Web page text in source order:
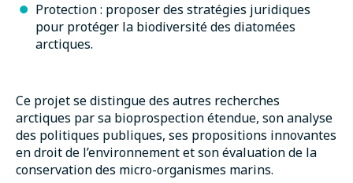
Protection : proposer des stratégies juridiques
pour protéger la biodiversité des diatomées
arctiques.
Ce projet se distingue des autres recherches
arctiques par sa bioprospection étendue, son analyse
des politiques publiques, ses propositions innovantes
en droit de l’environnement et son évaluation de la
conservation des micro-organismes marins.